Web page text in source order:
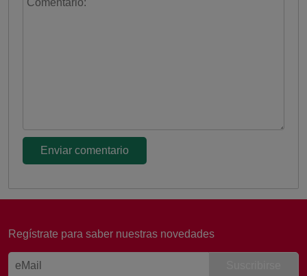
Regístrate para saber nuestras novedades